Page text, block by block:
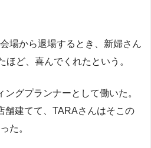
場から退場するとき、新婦さん
ど、喜んでくれたという。
グプランナーとして働いた。
舗建てて、TARAさんはそこの
た。